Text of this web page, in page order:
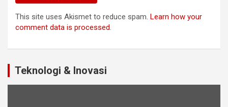
This site uses Akismet to reduce spam. Learn how your
comment data is processed.
Teknologi & Inovasi